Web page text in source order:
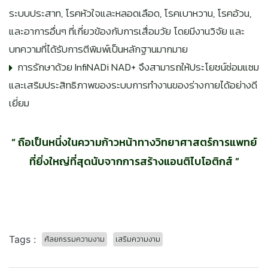
ระบบประสาท, โรคหัวใจและหลอดเลือด, โรคเบาหวาน, โรคอ้วน,
และอาการอื่นๆ ที่เกี่ยวข้องกับการเสื่อมวัย โดยมีงานวิจัย และ
บทความที่ได้รับการตีพิมพ์เป็นหลักฐานมากมาย
การรักษาด้วย InfiNADi NAD+ จึงสามารถให้ประโยชน์ซ่อมแซม
และเสริมประสิทธิภาพของระบบการทำงานของร่างกายได้อย่างดี
เยี่ยม
“ ถือเป็นหนึ่งในความก้าวหน้าทางวิทยาศาสตร์การแพทย์
ที่ยิ่งใหญ่ที่สุดนับจากการสร้างแอนติไบโอติกส์ ”
Tags : ศัลยกรรมความงาม เสริมความงาม